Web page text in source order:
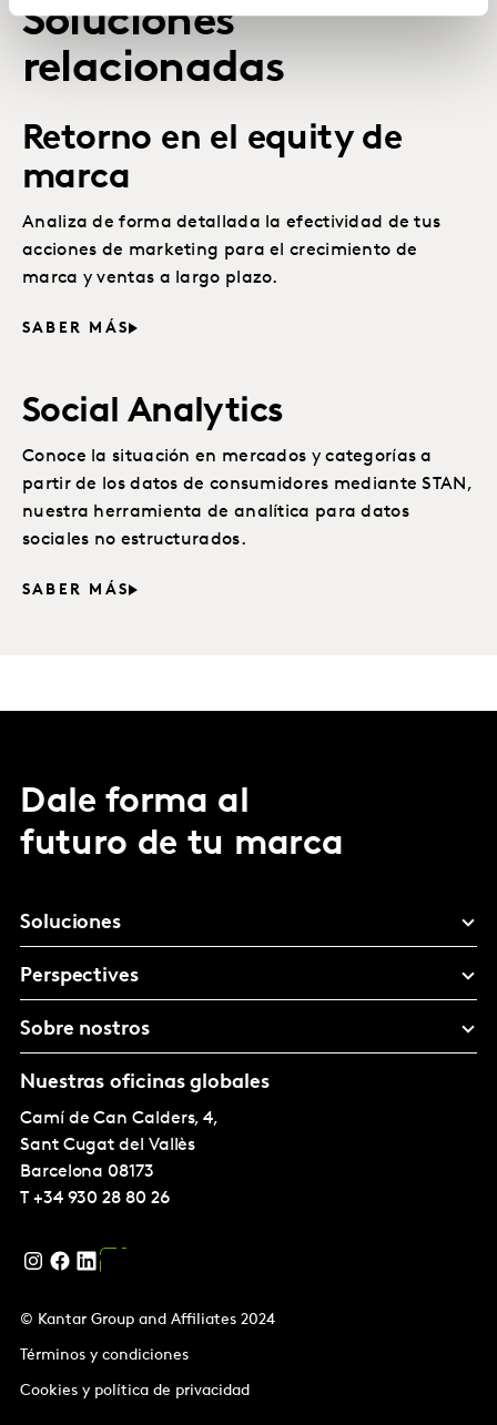
Soluciones
relacionadas
Retorno en el equity de
marca
Analiza de forma detallada la efectividad de tus
acciones de marketing para el crecimiento de
marca y ventas a largo plazo.
SABER MÁS
Social Analytics
Conoce la situación en mercados y categorías a
partir de los datos de consumidores mediante STAN,
nuestra herramienta de analítica para datos
sociales no estructurados.
SABER MÁS
Dale forma al
futuro de tu marca
Soluciones
Perspectives
Sobre nostros
Nuestras oficinas globales
Camí de Can Calders, 4,
Sant Cugat del Vallès
Barcelona 08173
T +34 930 28 80 26
© Kantar Group and Affiliates 2024
Términos y condiciones
Cookies y política de privacidad